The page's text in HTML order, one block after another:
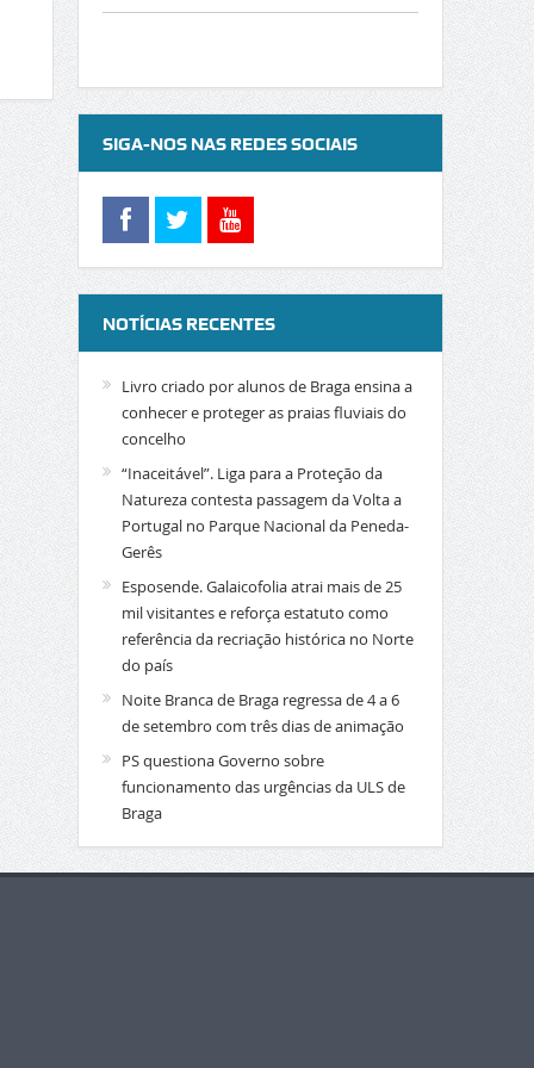
SIGA-NOS NAS REDES SOCIAIS
NOTÍCIAS RECENTES
Livro criado por alunos de Braga ensina a
conhecer e proteger as praias fluviais do
concelho
“Inaceitável”. Liga para a Proteção da
Natureza contesta passagem da Volta a
Portugal no Parque Nacional da Peneda-
Gerês
Esposende. Galaicofolia atrai mais de 25
mil visitantes e reforça estatuto como
referência da recriação histórica no Norte
do país
Noite Branca de Braga regressa de 4 a 6
de setembro com três dias de animação
PS questiona Governo sobre
funcionamento das urgências da ULS de
Braga